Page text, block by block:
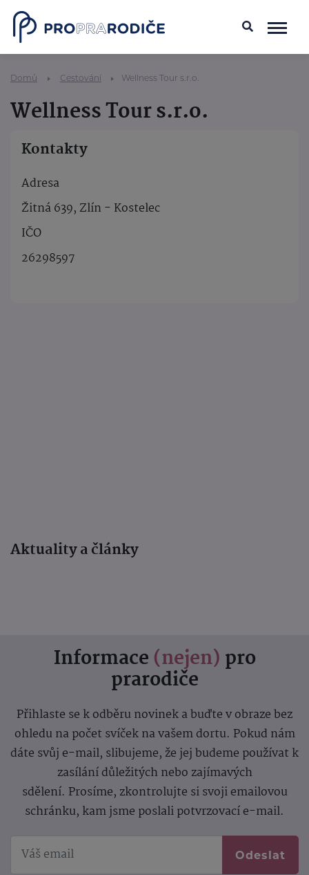
Domů Cestování Wellness Tour s.r.o.
Wellness Tour s.r.o.
Kontakty
Adresa
Žitná 639, Zlín - Kostelec
IČO
26298597
Aktuality a články
Informace (nejen) pro
prarodiče
Přihlaste se k odběru novinek a buďte v obraze bez
ohledu na počet svíček na vašem dortu. Pokud nám
dáte svůj e-mail, slibujeme, že jej budeme používat k
zasílání důležitých nebo zajímavých
sdělení. Prosíme, zkontrolujte si svoji emailovou
schránku, kam jsme poslali potvrzovací e-mail.
Odeslat